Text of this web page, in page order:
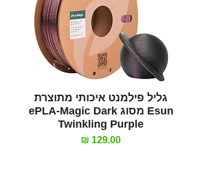
תצוגה מהירה
גליל פילמנט איכותי מתוצרת
Esun מסוג ePLA-Magic Dark
Twinkling Purple
מחיר